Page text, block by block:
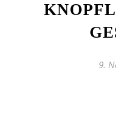
9.